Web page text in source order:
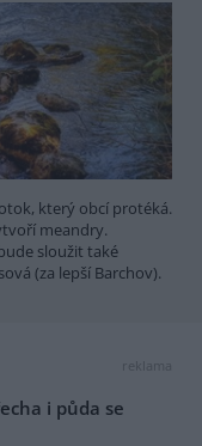
který obcí protéká.
meandry.
sloužit také
(za lepší Barchov).
reklama
i půda se